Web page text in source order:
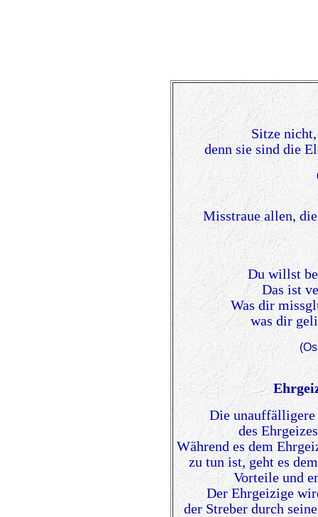
Sitze
denn sie sind die
Misstraue allen,
Du willst
Das ist
Was dir
was dir
Die
des
Während es dem
zu tun ist, geht es
Vorteile und
Der Ehrgeizige
der Streber durch